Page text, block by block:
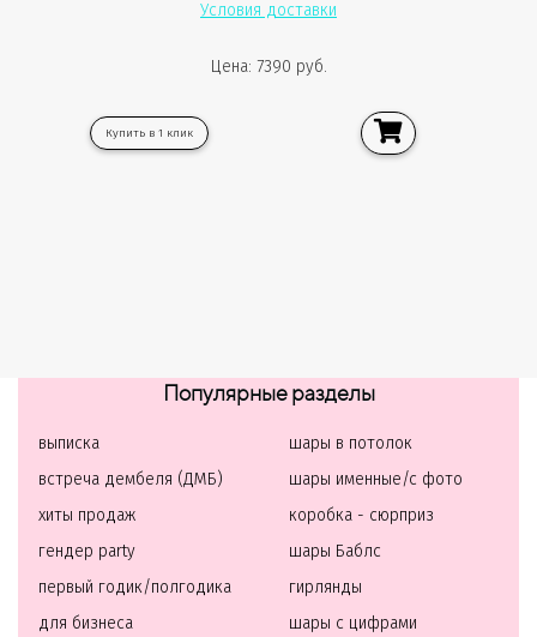
Условия доставки
Цена: 7390 руб.
Купить в 1 клик
Популярные разделы
выписка
встреча дембеля (ДМБ)
хиты продаж
гендер party
первый годик/полгодика
для бизнеса
шары в потолок
шары именные/с фото
коробка - сюрприз
шары Баблс
гирлянды
шары с цифрами